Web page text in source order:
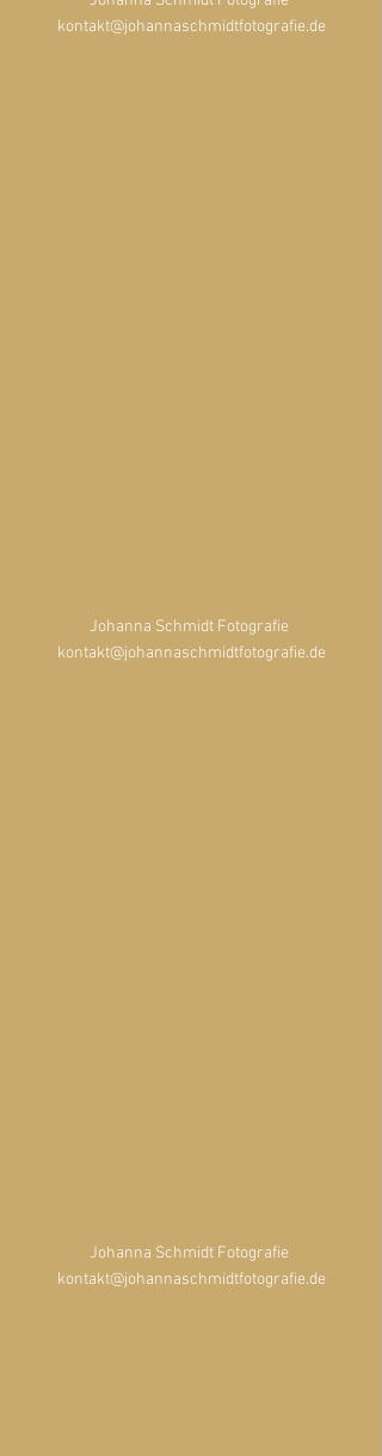
kontakt@johannaschmidtfotografie.de
Johanna Schmidt Fotografie
kontakt@johannaschmidtfotografie.de
Johanna Schmidt Fotografie
kontakt@johannaschmidtfotografie.de